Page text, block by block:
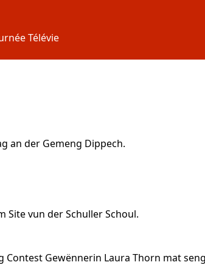
Télévie
an der Gemeng Dippech.
Site vun der Schuller Schoul.
Gewënnerin Laura Thorn mat